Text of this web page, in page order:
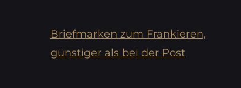
Briefmarken zum Frankieren,
günstiger als bei der Post